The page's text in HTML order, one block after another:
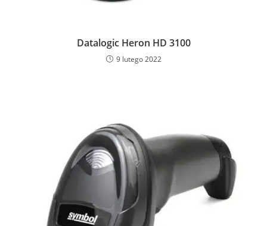
Datalogic Heron HD 3100
9 lutego 2022